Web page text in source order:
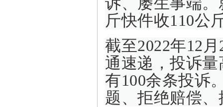
斤快件收110公
截至2022年12
通速递，投诉量
有100余条投诉
题、拒绝赔偿